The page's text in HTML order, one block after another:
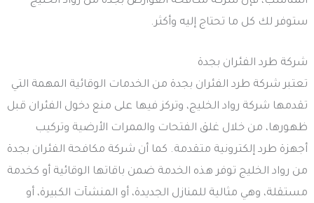
ستوفر لك كل ما تحتاج إليه وأكثر.
شركة طرد الفئران بجدة
تعتبر شركة طرد الفئران بجدة من الخدمات الوقائية المهمة التي
تقدمها شركة رواد الخليج، وتركز فيها على منع دخول الفئران قبل
ظهورها، من خلال غلق الفتحات والممرات الأرضية وتركيب
أجهزة طرد إلكترونية متقدمة. كما أن شركة مكافحة الفئران بجدة
من رواد الخليج توفر هذه الخدمة ضمن باقاتها الوقائية أو كخدمة
مستقلة، وهي مثالية للمنازل الجديدة، أو المنشآت الكبيرة، أو